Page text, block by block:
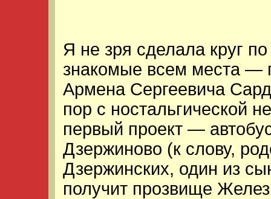
Я не зря сделала круг
знакомые всем места —
Армена Сергеевича
пор с ностальгической
первый проект —
Дзержиново (к слову,
Дзержинских, один из
получит прозвище